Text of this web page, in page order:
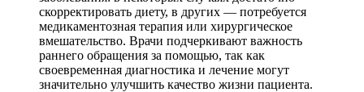
скорректировать диету, в других — потребуется
медикаментозная терапия или хирургическое
вмешательство. Врачи подчеркивают важность
раннего обращения за помощью, так как
своевременная диагностика и лечение могут
значительно улучшить качество жизни пациента.